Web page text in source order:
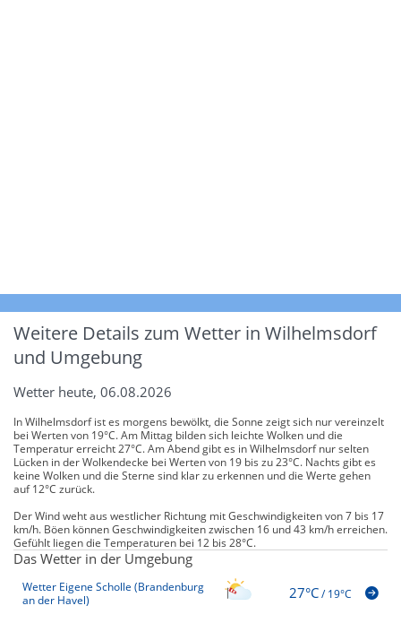
Weitere Details zum Wetter in Wilhelmsdorf
und Umgebung
Wetter heute, 06.08.2026
In Wilhelmsdorf ist es morgens bewölkt, die Sonne zeigt sich nur vereinzelt
bei Werten von 19°C. Am Mittag bilden sich leichte Wolken und die
Temperatur erreicht 27°C. Am Abend gibt es in Wilhelmsdorf nur selten
Lücken in der Wolkendecke bei Werten von 19 bis zu 23°C. Nachts gibt es
keine Wolken und die Sterne sind klar zu erkennen und die Werte gehen
auf 12°C zurück.
Der Wind weht aus westlicher Richtung mit Geschwindigkeiten von 7 bis 17
km/h. Böen können Geschwindigkeiten zwischen 16 und 43 km/h erreichen.
Gefühlt liegen die Temperaturen bei 12 bis 28°C.
Das Wetter in der Umgebung
Wetter Eigene Scholle (Brandenburg
an der Havel)
27°C/19°C